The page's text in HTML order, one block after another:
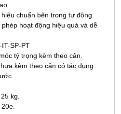
chuẩn bên trong tự động.
hoạt động hiệu quả và dễ
SP-PT
tỷ trọng kèm theo cân.
kèm theo cân có tác dụng
25 kg